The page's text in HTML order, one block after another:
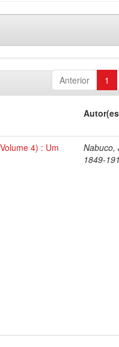
Anterior 1
4) : Um
Nabuco,
1849-